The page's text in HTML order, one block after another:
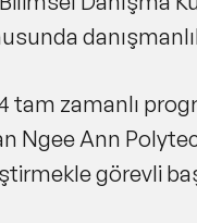
tam zamanlı
Ngee Ann
görevli